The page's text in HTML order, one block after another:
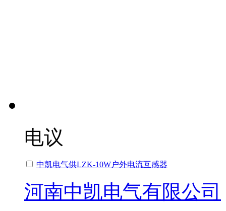
电议
中凯电气供LZK-10W户外电流互感器
河南中凯电气有限公司